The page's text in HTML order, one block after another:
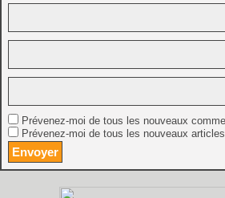
Prévenez-moi de tous les nouveaux
Prévenez-moi de tous les nouveaux